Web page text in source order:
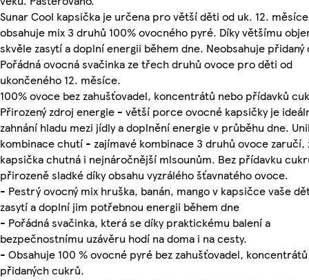
Sunar Cool kapsička je určena pro větší děti od uk. 12.
obsahuje mix 3 druhů 100% ovocného pyré. Díky většímu
skvěle zasytí a doplní energii během dne. Neobsahuje přidaný
Pořádná ovocná svačinka ze třech druhů ovoce pro děti od
ukončeného 12. měsíce.
100% ovoce bez zahušťovadel, koncentrátů nebo přídavků
Přirozený zdroj energie - větší porce ovocné kapsičky je
zahnání hladu mezi jídly a doplnění energie v průběhu dne.
kombinace chutí - zajímavé kombinace 3 druhů ovoce zaručí,
kapsička chutná i nejnáročnější mlsounům. Bez přídavku
přirozeně sladké díky obsahu vyzrálého šťavnatého ovoce.
- Pestrý ovocný mix hruška, banán, mango v kapsičce vaše
zasytí a doplní jim potřebnou energii během dne
- Pořádná svačinka, která se díky praktickému balení a
bezpečnostnímu uzávěru hodí na doma i na cesty.
- Obsahuje 100 % ovocné pyré bez zahušťovadel,
přidaných cukrů.